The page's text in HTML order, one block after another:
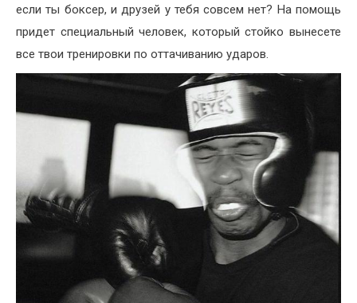
если ты боксер, и друзей у тебя совсем нет? На помощь
придет специальный человек, который стойко вынесете
все твои тренировки по оттачиванию ударов.